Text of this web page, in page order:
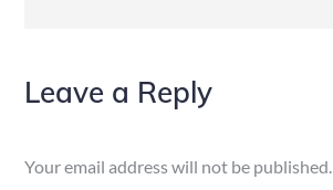
Leave a Reply
Your email address will not be published.